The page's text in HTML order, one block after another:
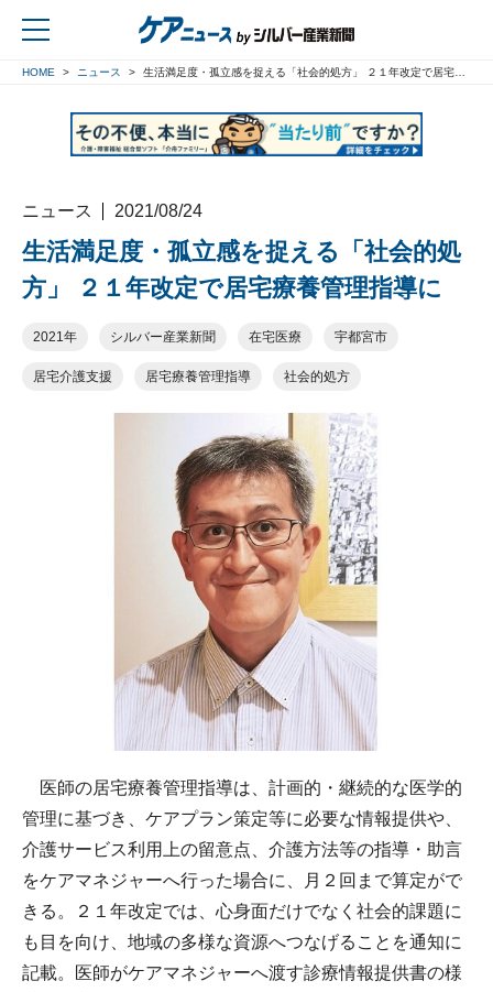
HOME ニュース 生活満足度・孤立感を捉える「社会的処方」 ２１年改定で居宅療養管理指導に
ニュース 2021/08/24
生活満足度・孤立感を捉える「社会的処
方」 ２１年改定で居宅療養管理指導に
2021年 シルバー産業新聞 在宅医療 宇都宮市
居宅介護支援 居宅療養管理指導 社会的処方
医師の居宅療養管理指導は、計画的・継続的な医学的
管理に基づき、ケアプラン策定等に必要な情報提供や、
介護サービス利用上の留意点、介護方法等の指導・助言
をケアマネジャーへ行った場合に、月２回まで算定がで
きる。２１年改定では、心身面だけでなく社会的課題に
も目を向け、地域の多様な資源へつなげることを通知に
記載。医師がケアマネジャーへ渡す診療情報提供書の様